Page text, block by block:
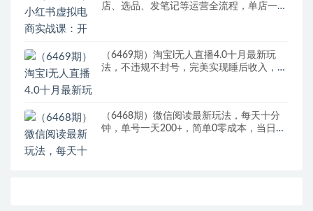
店、选品、发笔记等运营全流程，单店一天
（6469期）淘宝i无人直播4.0十月最新玩
法，不违规不封号，完美实现睡后收入，日
（6468期）微信阅读最新玩法，每天十分
钟，单号一天200+，简单0零成本，当日提